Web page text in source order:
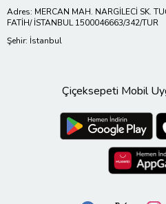
Adres: MERCAN MAH. NARGİLECİ SK.
FATİH/ İSTANBUL 1500046663/342/TUR
Şehir: İstanbul
Çiçeksepeti Mobil